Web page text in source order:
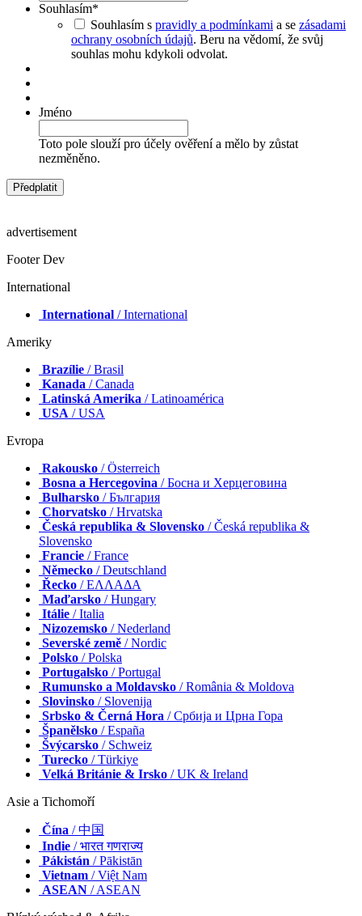
Souhlasím*
Souhlasím s pravidly a podmínkami a se zásadami
ochrany osobních údajů. Beru na vědomí, že svůj
souhlas mohu kdykoli odvolat.
Jméno
Toto pole slouží pro účely ověření a mělo by zůstat
nezměněno.
advertisement
Footer Dev
International
International / International
Ameriky
Brazílie / Brasil
Kanada / Canada
Latinská Amerika / Latinoamérica
USA / USA
Evropa
Rakousko / Österreich
Bosna a Hercegovina / Босна и Херцеговина
Bulharsko / България
Chorvatsko / Hrvatska
Česká republika & Slovensko / Česká republika &
Slovensko
Francie / France
Německo / Deutschland
Řecko / ΕΛΛΑΔΑ
Maďarsko / Hungary
Itálie / Italia
Nizozemsko / Nederland
Severské země / Nordic
Polsko / Polska
Portugalsko / Portugal
Rumunsko a Moldavsko / România & Moldova
Slovinsko / Slovenija
Srbsko & Černá Hora / Србија и Црна Гора
Španělsko / España
Švýcarsko / Schweiz
Turecko / Türkiye
Velká Británie & Irsko / UK & Ireland
Asie a Tichomoří
Čína / 中国
Indie / भारत गणराज्य
Pákistán / Pākistān
Vietnam / Việt Nam
ASEAN / ASEAN